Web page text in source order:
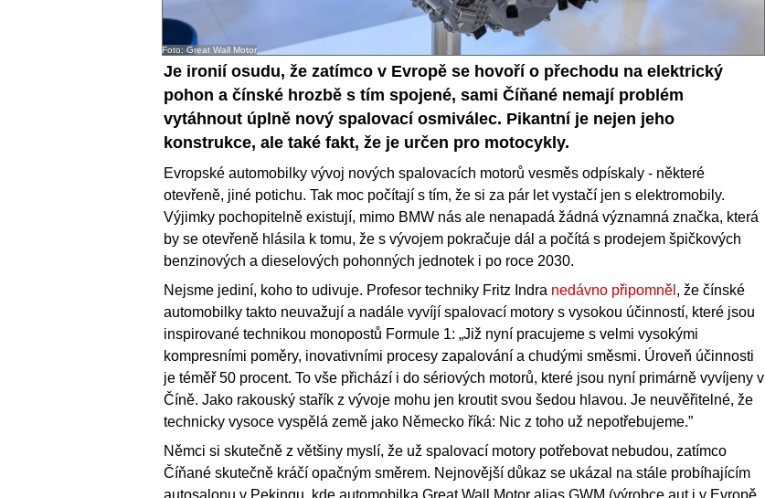
Foto: Great Wall Motor
Je ironií osudu, že zatímco v Evropě se hovoří o přechodu na elektrický
pohon a čínské hrozbě s tím spojené, sami Číňané nemají problém
vytáhnout úplně nový spalovací osmiválec. Pikantní je nejen jeho
konstrukce, ale také fakt, že je určen pro motocykly.
Evropské automobilky vývoj nových spalovacích motorů vesměs odpískaly - některé
otevřeně, jiné potichu. Tak moc počítají s tím, že si za pár let vystačí jen s elektromobily.
Výjimky pochopitelně existují, mimo BMW nás ale nenapadá žádná významná značka, která
by se otevřeně hlásila k tomu, že s vývojem pokračuje dál a počítá s prodejem špičkových
benzinových a dieselových pohonných jednotek i po roce 2030.
Nejsme jediní, koho to udivuje. Profesor techniky Fritz Indra nedávno připomněl , že čínské
automobilky takto neuvažují a nadále vyvíjí spalovací motory s vysokou účinností, které jsou
inspirované technikou monopostů Formule 1: „Již nyní pracujeme s velmi vysokými
kompresními poměry, inovativními procesy zapalování a chudými směsmi. Úroveň účinnosti
je téměř 50 procent. To vše přichází i do sériových motorů, které jsou nyní primárně vyvíjeny v
Číně. Jako rakouský stařík z vývoje mohu jen kroutit svou šedou hlavou. Je neuvěřitelné, že
technicky vysoce vyspělá země jako Německo říká: Nic z toho už nepotřebujeme.”
Němci si skutečně z většiny myslí, že už spalovací motory potřebovat nebudou, zatímco
Číňané skutečně kráčí opačným směrem. Nejnovější důkaz se ukázal na stále probíhajícím